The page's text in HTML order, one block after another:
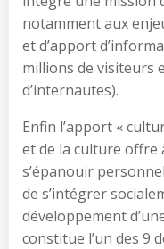
notamment aux
et d’apport
millions de visiteurs
d’internautes).
Enfin l’apport «
et de la culture offre
s’épanouir
de s’intégrer
développement
constitue l’un des 9